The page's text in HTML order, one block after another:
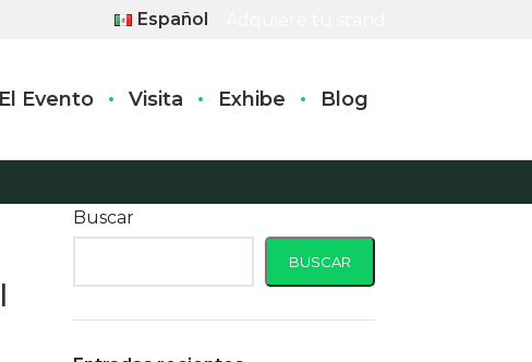
Español
El Evento Visita Exhibe Blog
Buscar
BUSCAR